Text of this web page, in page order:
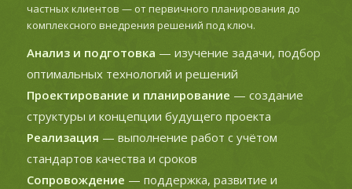
частных клиентов — от первичного планирования до
комплексного внедрения решений под ключ.
Анализ и подготовка — изучение задачи, подбор
оптимальных технологий и решений
Проектирование и планирование — создание
структуры и концепции будущего проекта
Реализация — выполнение работ с учётом
стандартов качества и сроков
Сопровождение — поддержка, развитие и